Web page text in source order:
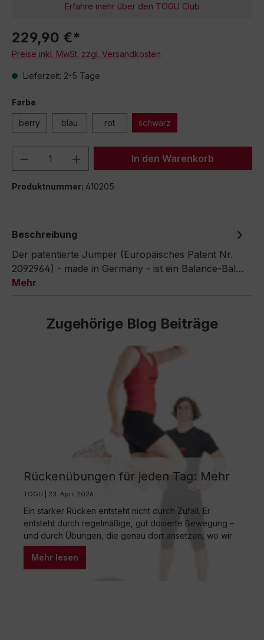
Erfahre mehr über den TOGU Club
229,90 €*
Preise inkl. MwSt. zzgl. Versandkosten
Lieferzeit: 2-5 Tage
Farbe
berry blau rot schwarz
Produkt Anzahl: Gib denIn den Warenkorb
Produktnummer: 410205
Beschreibung
Der patentierte Jumper (Europäisches Patent Nr.
2092964) - made in Germany - ist ein Balance-Bal…
Mehr
Zugehörige Blog Beiträge
Rückenübungen für jeden Tag: Mehr
Kraft, weniger Verspannung, besseres
Körpergefühl
TOGU | 23. April 2026
Ein starker Rücken entsteht nicht durch Zufall. Er
entsteht durch regelmäßige, gut dosierte Bewegung –
und durch Übungen, die genau dort ansetzen, wo wir
im Alltag oft zu wenig tun: bei Stabilität, Mobilität und
bewusster Körperwahrnehmung. Rückenübungen
müssen dabei weder kompliziert noch zeitaufwendig
Mehr lesen